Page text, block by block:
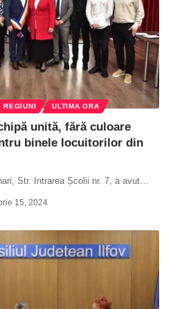
REGIUNI ULTIMA ORA
unită, fără culoare
binele locuitorilor din
Str. Intrarea Școlii nr. 7, a avut
15, 2024